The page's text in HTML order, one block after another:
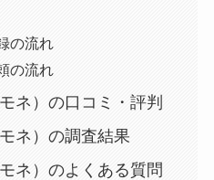
の流れ
の流れ
ネ）の口コミ・評判
ネ）の調査結果
ネ）のよくある質問